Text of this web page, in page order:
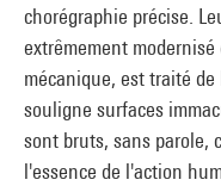
chorégraphie précise.
extrêmement
mécanique, est traité de
souligne surfaces
sont bruts, sans parole,
l'essence de l'action